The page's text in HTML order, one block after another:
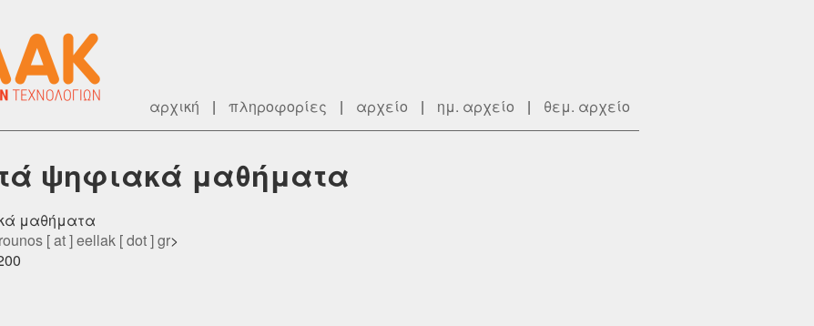
αρχική | πληροφορίες | αρχείο | ημ. αρχείο | θεμ. αρχείο
ψηφιακά μαθήματα
μαθήματα
[ at ] eellak [ dot ] gr>